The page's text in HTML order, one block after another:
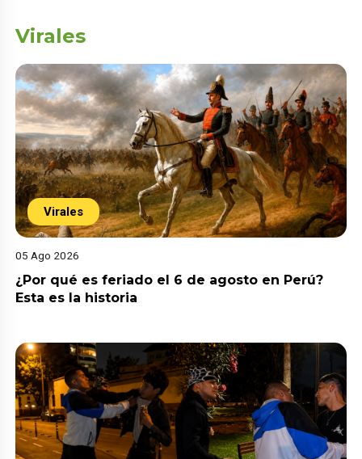
Virales
Virales
05 Ago 2026
¿Por qué es feriado el 6 de agosto en Perú?
Esta es la historia